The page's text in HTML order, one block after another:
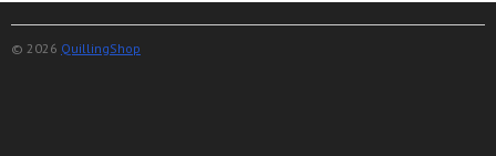
© 2026 QuillingShop